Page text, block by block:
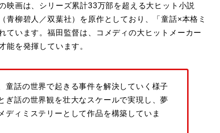
映画は、シリーズ累計33万部を超える大ヒット小説
青柳碧人／双葉社）を原作としており、「童話×本格ミ
ています。福田監督は、コメディの大ヒットメーカー
能を発揮しています。
童話の世界で起きる事件を解決していく様子
ぎ話の世界観を壮大なスケールで実現し、夢
ディミステリーとして作品を構築していま